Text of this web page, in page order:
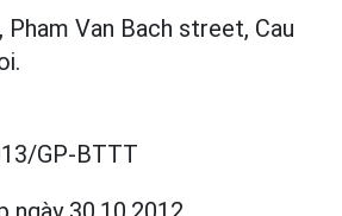
Pham Van Bach street, Cau
GP-BTTT